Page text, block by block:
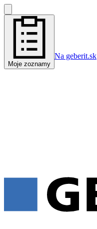
Moje zoznamy
Na geberit.sk